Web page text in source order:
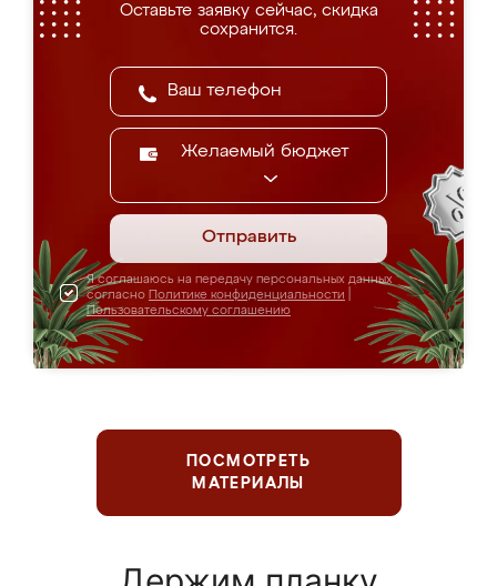
Оставьте заявку сейчас, скидка
сохранится.
Желаемый бюджет
Отправить
Я соглашаюсь на передачу персональных данных
согласно Политике конфиденциальности
Пользовательскому соглашению
ПОСМОТРЕТЬ
МАТЕРИАЛЫ